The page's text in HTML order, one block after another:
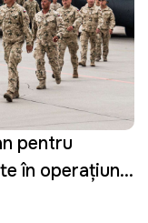
pentru
în operațiuni